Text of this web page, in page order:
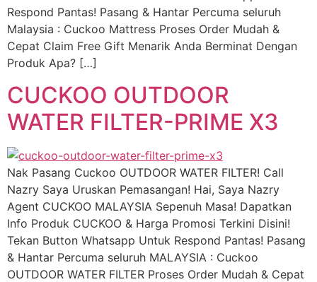
Respond Pantas! Pasang & Hantar Percuma seluruh
Malaysia : Cuckoo Mattress Proses Order Mudah &
Cepat Claim Free Gift Menarik Anda Berminat Dengan
Produk Apa? […]
CUCKOO OUTDOOR
WATER FILTER-PRIME X3
Nak Pasang Cuckoo OUTDOOR WATER FILTER! Call
Nazry Saya Uruskan Pemasangan! Hai, Saya Nazry
Agent CUCKOO MALAYSIA Sepenuh Masa! Dapatkan
Info Produk CUCKOO & Harga Promosi Terkini Disini!
Tekan Button Whatsapp Untuk Respond Pantas! Pasang
& Hantar Percuma seluruh MALAYSIA : Cuckoo
OUTDOOR WATER FILTER Proses Order Mudah & Cepat